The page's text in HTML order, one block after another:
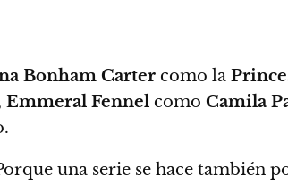
Bonham Carter como la
Emmeral Fennel como Camila
una serie se hace también